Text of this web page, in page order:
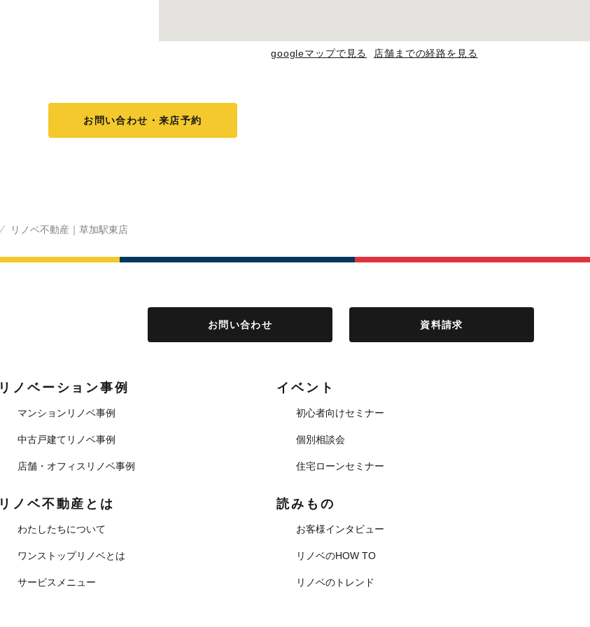
googleマップで見る 店舗までの経路を見る
お問い合わせ・来店予約
リノベ不動産｜草加駅東店
お問い合わせ 資料請求
リノベーション事例
マンションリノベ事例
中古戸建てリノベ事例
店舗・オフィスリノベ事例
イベント
初心者向けセミナー
個別相談会
住宅ローンセミナー
リノベ不動産とは
わたしたちについて
ワンストップリノベとは
サービスメニュー
読みもの
お客様インタビュー
リノベのHOW TO
リノベのトレンド